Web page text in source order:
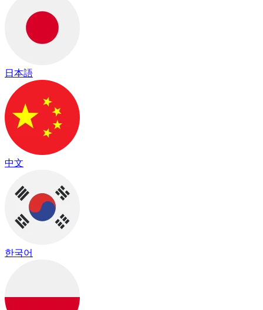
日本語
中文
한국어